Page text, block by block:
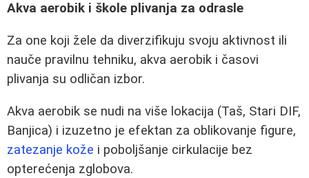
Akva aerobik i škole plivanja za odrasle
Za one koji žele da diverzifikuju svoju aktivnost ili
nauče pravilnu tehniku, akva aerobik i časovi
plivanja su odličan izbor.
Akva aerobik se nudi na više lokacija (Taš, Stari DIF,
Banjica) i izuzetno je efektan za oblikovanje figure,
zatezanje kože i poboljšanje cirkulacije bez
opterećenja zglobova.